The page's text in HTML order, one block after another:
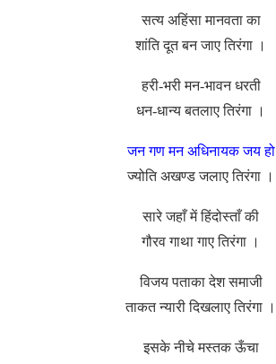
सत्य अहिंसा मानवता का
शांति दूत बन जाए तिरंगा ।
हरी-भरी मन-भावन धरती
धन-धान्य बतलाए तिरंगा ।
जन गण मन अधिनायक जय हो
ज्योति अखण्ड जलाए तिरंगा ।
सारे जहाँ में हिंदोस्ताँ की
गौरव गाथा गाए तिरंगा ।
विजय पताका देश समाजी
ताकत न्यारी दिखलाए तिरंगा ।
इसके नीचे मस्तक ऊँचा